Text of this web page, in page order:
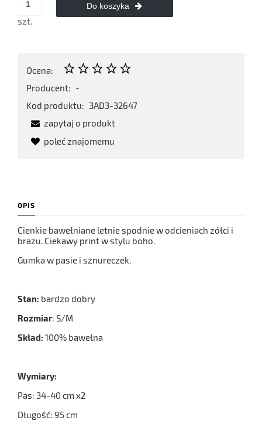
szt.
Do koszyka
Ocena:
Producent: -
Kod produktu: 3AD3-32647
zapytaj o produkt
poleć znajomemu
OPIS
Cienkie bawełniane letnie spodnie w odcieniach zółci i
brazu. Ciekawy print w stylu boho.
Gumka w pasie i sznureczek.
Stan: bardzo dobry
Rozmiar: S/M
Skład: 100% bawełna
Wymiary:
Pas: 34-40 cm x2
Długość: 95 cm